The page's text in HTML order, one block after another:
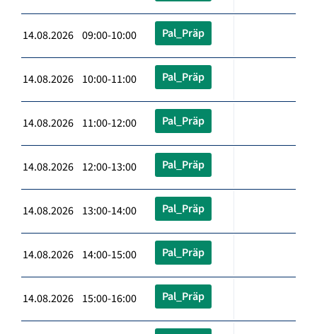
14.08.2026 09:00-10:00 Pal_Präp
14.08.2026 10:00-11:00 Pal_Präp
14.08.2026 11:00-12:00 Pal_Präp
14.08.2026 12:00-13:00 Pal_Präp
14.08.2026 13:00-14:00 Pal_Präp
14.08.2026 14:00-15:00 Pal_Präp
14.08.2026 15:00-16:00 Pal_Präp